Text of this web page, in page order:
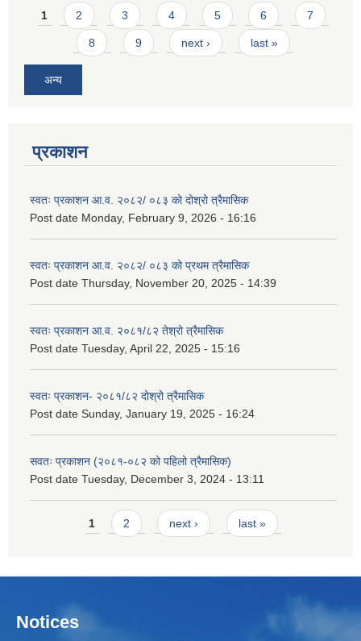
Pages
1 2 3 4 5 6 7
8 9 next › last »
अन्य
प्रकाशन
स्वतः प्रकाशन आ.व. २०८२/ ०८३ को दोश्रो त्रैमासिक
Post date Monday, February 9, 2026 - 16:16
स्वतः प्रकाशन आ.व. २०८२/ ०८३ को प्रथम त्रैमासिक
Post date Thursday, November 20, 2025 - 14:39
स्वतः प्रकाशन आ.व. २०८१/८२ तेश्रो त्रैमासिक
Post date Tuesday, April 22, 2025 - 15:16
स्वतः प्रकाशन- २०८१/८२ दोश्रो त्रैमासिक
Post date Sunday, January 19, 2025 - 16:24
सवतः प्रकाशन (२०८१-०८२ को पहिलो त्रैमासिक)
Post date Tuesday, December 3, 2024 - 13:11
Pages1 2 next › last »
Notices